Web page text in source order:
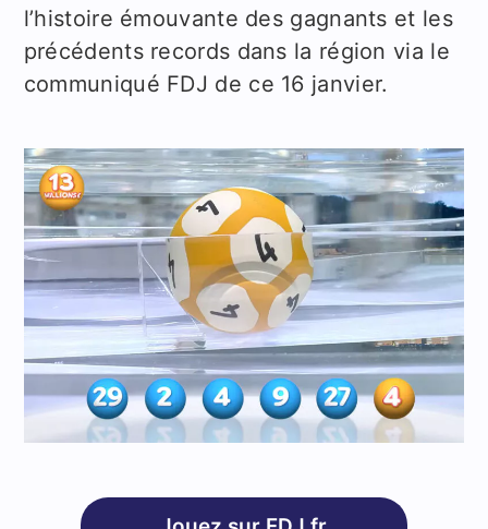
l’histoire émouvante des gagnants et les
précédents records dans la région via le
communiqué FDJ de ce 16 janvier.